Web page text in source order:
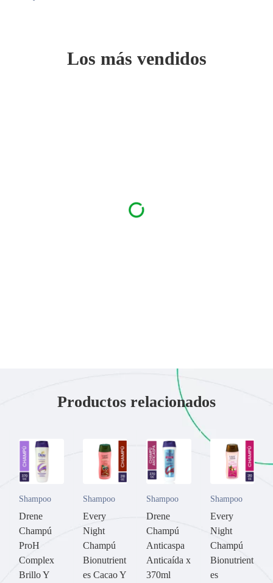
Los más vendidos
Productos relacionados
Shampoo
Drene
Champú
ProH
Complex
Brillo Y
Shampoo
Every
Night
Champú
Bionutrient
es Cacao Y
Shampoo
Drene
Champú
Anticaspa
Anticaída x
370ml
Shampoo
Every
Night
Champú
Bionutrient
es